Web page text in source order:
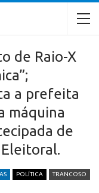
de Raio-X
a prefeita
máquina
de
POLÍTICA TRANCOSO